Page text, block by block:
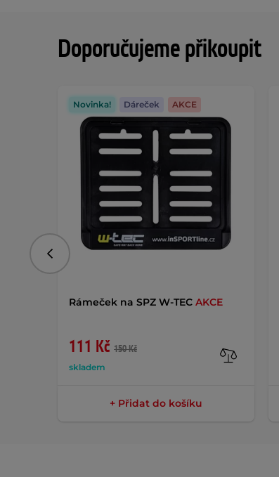
Doporučujeme přikoupit
Rámeček na SPZ W-TEC AKCE
111 Kč 150 Kč
skladem
Novinka! Dáreček AKCE
+ Přidat do košíku
Předchozí